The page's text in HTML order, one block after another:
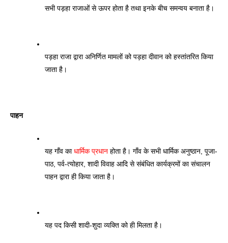
सभी पड़हा राजाओं से ऊपर होता है तथा इनके बीच समन्वय बनाता है।
पड़हा राजा द्वारा अनिर्णित मामलों को पड़हा दीवान को हस्तांतरित किया
जाता है।
पाहन
यह गाँव का धार्मिक प्रधान होता है। गाँव के सभी धार्मिक अनुष्ठान, पूजा-
पाठ, पर्व-त्योहार, शादी विवाह आदि से संबंधित कार्यक्रमों का संचालन
पाहन द्वारा ही किया जाता है।
यह पद किसी शादी-शुदा व्यक्ति को ही मिलता है।